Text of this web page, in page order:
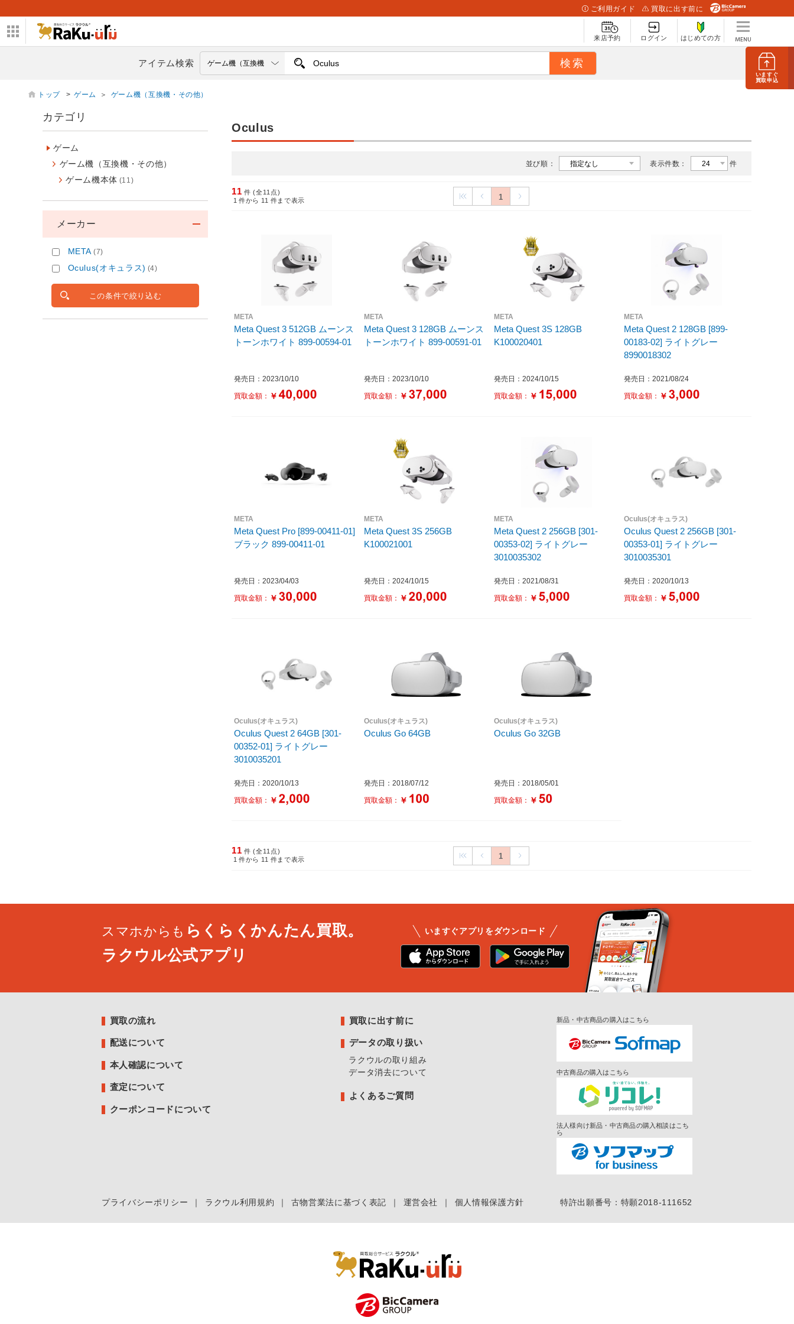
いますぐ
買取申込
ご利用ガイド 買取に出す前に
来店予約 ログイン はじめての方
アイテム検索
トップ > ゲーム ＞ ゲーム機（互換機・その他）
Oculus
並び順： 表示件数： 件
11 件 (全11点)
1 件から 11 件まで表示 1
META
Meta Quest 3 512GB ムーンス
トーンホワイト 899-00594-01
発売日：2023/10/10
買取金額： ￥
META
Meta Quest 3 128GB ムーンス
トーンホワイト 899-00591-01
発売日：2023/10/10
買取金額： ￥
META
Meta Quest 3S 128GB
K100020401
発売日：2024/10/15
買取金額： ￥
META
Meta Quest 2 128GB [899-
00183-02] ライトグレー
8990018302
発売日：2021/08/24
買取金額： ￥
META
Meta Quest Pro [899-00411-01]
ブラック 899-00411-01
発売日：2023/04/03
買取金額： ￥
META
Meta Quest 3S 256GB
K100021001
発売日：2024/10/15
買取金額： ￥
META
Meta Quest 2 256GB [301-
00353-02] ライトグレー
3010035302
発売日：2021/08/31
買取金額： ￥
Oculus(オキュラス)
Oculus Quest 2 256GB [301-
00353-01] ライトグレー
3010035301
発売日：2020/10/13
買取金額： ￥
Oculus(オキュラス)
Oculus Quest 2 64GB [301-
00352-01] ライトグレー
3010035201
発売日：2020/10/13
買取金額： ￥
Oculus(オキュラス)
Oculus Go 64GB
発売日：2018/07/12
買取金額： ￥
Oculus(オキュラス)
Oculus Go 32GB
発売日：2018/05/01
買取金額： ￥
11 件 (全11点)
1 件から 11 件まで表示 1
カテゴリ
ゲーム
ゲーム機（互換機・その他）
ゲーム機本体 (11)
メーカー
META (7)
Oculus(オキュラス) (4)
この条件で絞り込む
スマホからも らくらくかんたん買取。
ラクウル公式アプリ
いますぐアプリをダウンロード
買取の流れ
配送について
本人確認について
査定について
クーポンコードについて
買取に出す前に
データの取り扱い
ラクウルの取り組み
データ消去について
よくあるご質問
新品・中古商品の購入はこちら
中古商品の購入はこちら
法人様向け新品・中古商品の購入相談はこち
ら
プライバシーポリシー ｜ ラクウル利用規約 ｜ 古物営業法に基づく表記 ｜ 運営会社 ｜ 個人情報保護方針 特許出願番号：特願2018-111652